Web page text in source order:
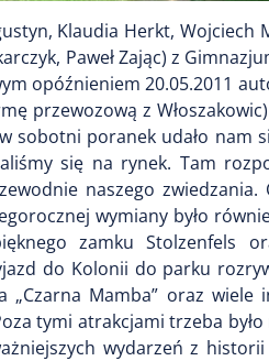
Klaudia Herkt, Wojciech
Paweł Zając) z
opóźnieniem 20.05.2011
przewozową z
sobotni poranek udało
się na rynek. Tam
naszego
wymiany było
zamku Stolzenfels
do Kolonii do parku
Mamba” oraz
tymi atrakcjami trzeba
wydarzeń z